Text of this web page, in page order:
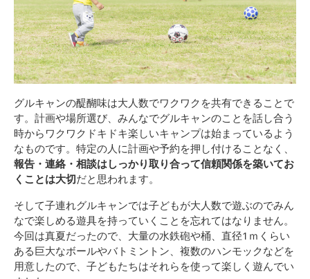
グルキャンの醍醐味は大人数でワクワクを共有できることで
す。計画や場所選び、みんなでグルキャンのことを話し合う
時からワクワクドキドキ楽しいキャンプは始まっているよう
なものです。特定の人に計画や予約を押し付けることなく、
報告・連絡・相談はしっかり取り合って信頼関係を築いてお
くことは大切だと思われます。
そして子連れグルキャンでは子どもが大人数で遊ぶのでみん
なで楽しめる遊具を持っていくことを忘れてはなりません。
今回は真夏だったので、大量の水鉄砲や桶、直径1ｍくらい
ある巨大なボールやバトミントン、複数のハンモックなどを
用意したので、子どもたちはそれらを使って楽しく遊んでい